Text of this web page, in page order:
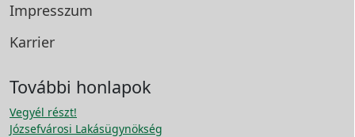
Impresszum
Karrier
További honlapok
Vegyél részt!
Józsefvárosi Lakásügynökség